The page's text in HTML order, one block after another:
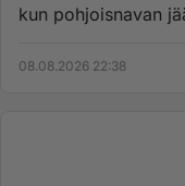
kun pohjoisnavan
08.08.2026 22:38